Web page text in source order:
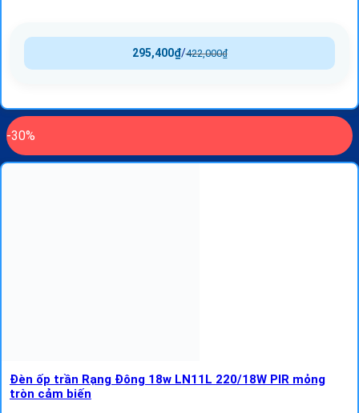
422,000₫
/
295,400₫
-30%
Đèn ốp trần Rạng Đông 18w LN11L 220/18W PIR mỏng
tròn cảm biến